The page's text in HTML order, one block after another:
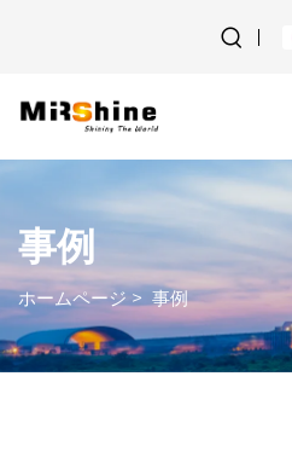
事例
ホームページ > 事例